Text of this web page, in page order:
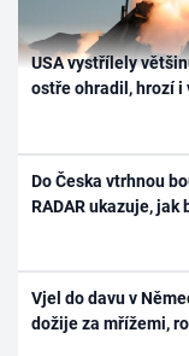
USA vystřílely
ostře ohradil, hrozí i
Do Česka vtrhnou
RADAR ukazuje, jak
Vjel do davu v
dožije za mřížemi,